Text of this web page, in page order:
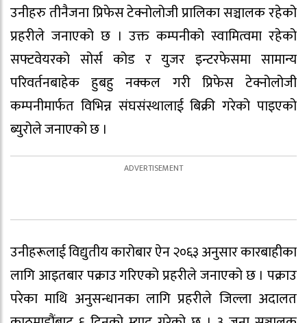
उनीहरु तीनैजना प्रिफेस टेक्नोलोजी प्रालिका सञ्चालक रहेको
प्रहरीले जनाएको छ । उक्त कम्पनीको स्वामित्वमा रहेको
सफ्टवेयरको सोर्स कोड र युजर इन्टरफेसमा सामान्य
परिवर्तनबाहेक हुबहु नक्कल गरी प्रिफेस टेक्नोलोजी
कम्पनीमार्फत विभिन्न संघसंस्थालाई बिक्री गरेको पाइएको
ब्युरोले जनाएको छ ।
उनीहरूलाई विद्युतीय कारोबार ऐन २०६३ अनुसार कारबाहीका
लागि आइतबार पक्राउ गरिएको प्रहरीले जनाएको छ । पक्राउ
परेका माथि अनुसन्धानका लागि प्रहरीले जिल्ला अदालत